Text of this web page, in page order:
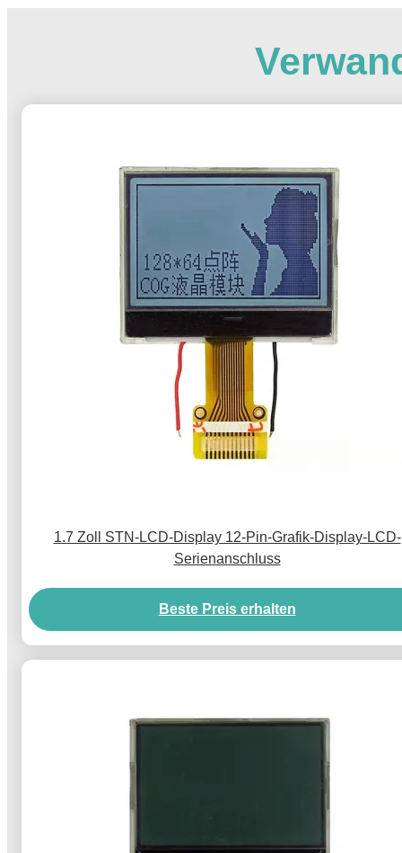
1.7 Zoll STN-LCD-Display 12-Pin-Grafik-Display-LCD-
Serienanschluss
Beste Preis erhalten